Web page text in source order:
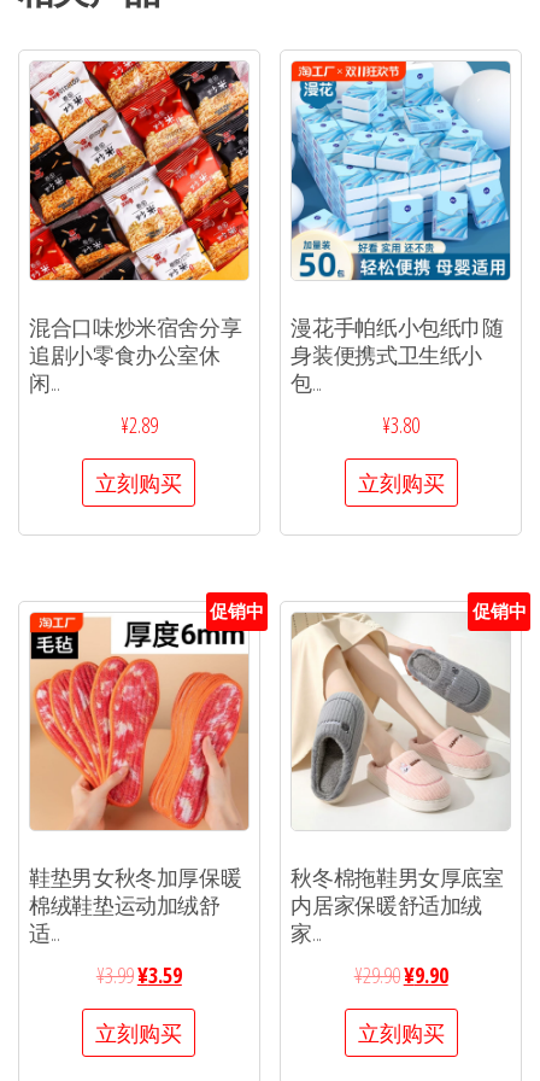
混合口味炒米宿舍分享
追剧小零食办公室休
闲...
¥2.89
立刻购买
漫花手帕纸小包纸巾随
身装便携式卫生纸小
包...
¥3.80
立刻购买
促销中
鞋垫男女秋冬加厚保暖
棉绒鞋垫运动加绒舒
适...
¥3.99¥3.59
立刻购买
促销中
秋冬棉拖鞋男女厚底室
内居家保暖舒适加绒
家...
¥29.90¥9.90
立刻购买